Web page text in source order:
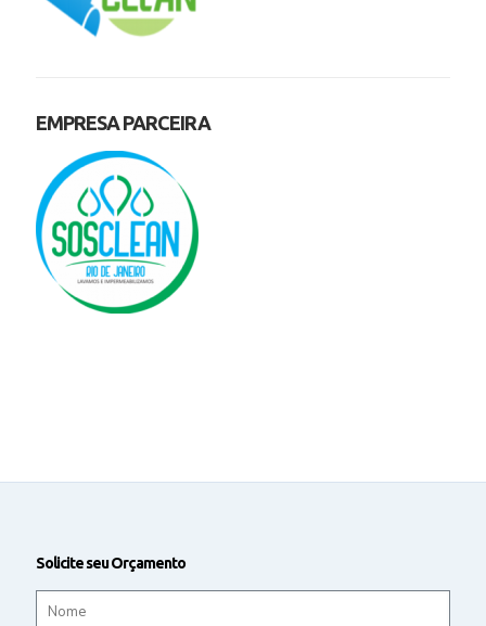
EMPRESA PARCEIRA
Solicite seu Orçamento